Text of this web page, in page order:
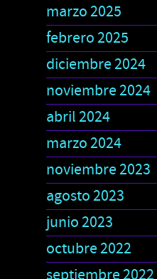
marzo 2025
febrero 2025
diciembre 2024
noviembre 2024
abril 2024
marzo 2024
noviembre 2023
agosto 2023
junio 2023
octubre 2022